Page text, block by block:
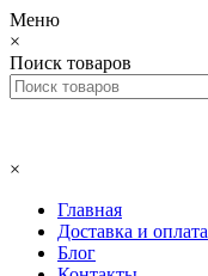
Меню
×
Поиск товаров
×
Главная
Доставка и оплата
Блог